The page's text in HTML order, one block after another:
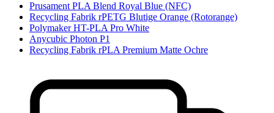
Prusament PLA Blend Royal Blue (NFC)
Recycling Fabrik rPETG Blutige Orange (Rotorange)
Polymaker HT-PLA Pro White
Anycubic Photon P1
Recycling Fabrik rPLA Premium Matte Ochre